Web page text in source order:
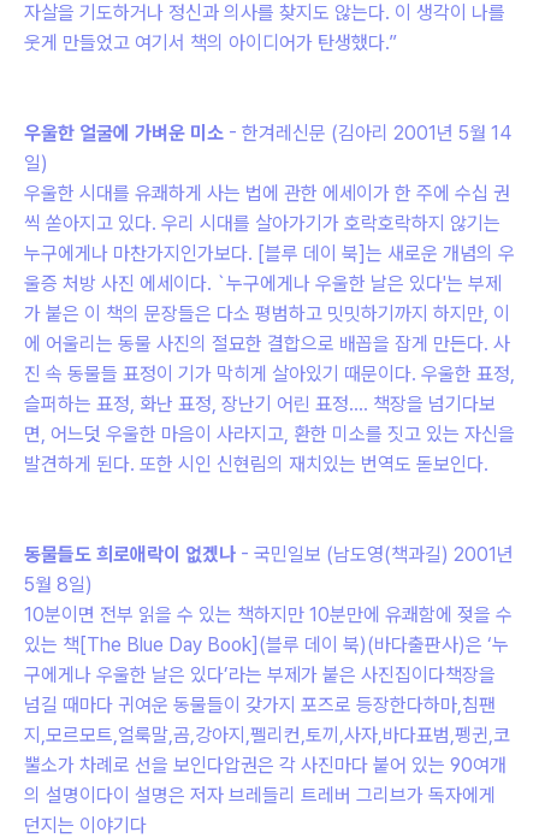
자살을 기도하거나 정신과 의사를 찾지도 않는다. 이 생각이 나를
웃게 만들었고 여기서 책의 아이디어가 탄생했다.”
우울한 얼굴에 가벼운 미소 - 한겨레신문 (김아리 2001년 5월 14
일)
우울한 시대를 유쾌하게 사는 법에 관한 에세이가 한 주에 수십 권
씩 쏟아지고 있다. 우리 시대를 살아가기가 호락호락하지 않기는
누구에게나 마찬가지인가보다. [블루 데이 북]는 새로운 개념의 우
울증 처방 사진 에세이다. `누구에게나 우울한 날은 있다'는 부제
가 붙은 이 책의 문장들은 다소 평범하고 밋밋하기까지 하지만, 이
에 어울리는 동물 사진의 절묘한 결합으로 배꼽을 잡게 만든다. 사
진 속 동물들 표정이 기가 막히게 살아있기 때문이다. 우울한 표정,
슬퍼하는 표정, 화난 표정, 장난기 어린 표정…. 책장을 넘기다보
면, 어느덧 우울한 마음이 사라지고, 환한 미소를 짓고 있는 자신을
발견하게 된다. 또한 시인 신현림의 재치있는 번역도 돋보인다.
동물들도 희로애락이 없겠나 - 국민일보 (남도영(책과길) 2001년
5월 8일)
10분이면 전부 읽을 수 있는 책하지만 10분만에 유쾌함에 젖을 수
있는 책[The Blue Day Book](블루 데이 북)(바다출판사)은 ‘누
구에게나 우울한 날은 있다’라는 부제가 붙은 사진집이다책장을
넘길 때마다 귀여운 동물들이 갖가지 포즈로 등장한다하마,침팬
지,모르모트,얼룩말,곰,강아지,펠리컨,토끼,사자,바다표범,펭귄,코
뿔소가 차례로 선을 보인다압권은 각 사진마다 붙어 있는 90여개
의 설명이다이 설명은 저자 브레들리 트레버 그리브가 독자에게
던지는 이야기다